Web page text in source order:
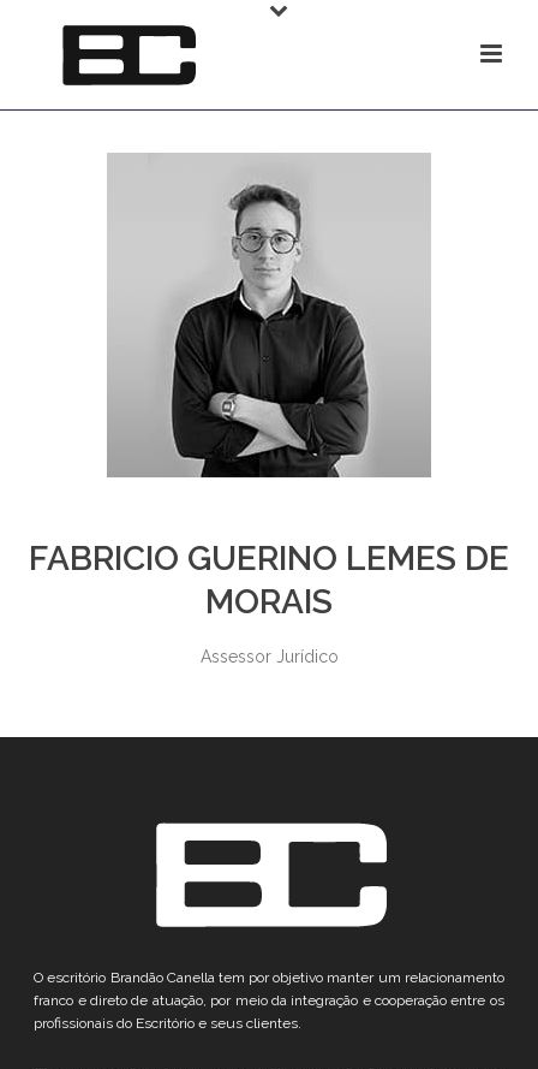
FABRICIO GUERINO LEMES DE
MORAIS
Assessor Jurídico
O escritório Brandão Canella tem por objetivo manter um relacionamento
franco e direto de atuação, por meio da integração e cooperação entre os
profissionais do Escritório e seus clientes.